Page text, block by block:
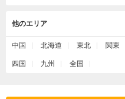
他のエリア
中国 北海道 東北 関東
四国 九州 全国